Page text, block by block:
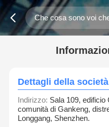
Dettagli della società
Indirizzo: Sala 109, edificio
comunità di Gankeng,
Longgang, Shenzhen.